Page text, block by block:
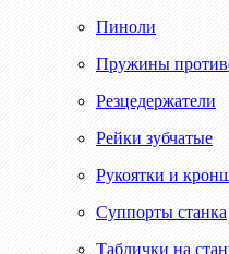
Пиноли
Пружины
Резцедержатели
Рейки зубчатые
Рукоятки и
Суппорты станка
Таблички на